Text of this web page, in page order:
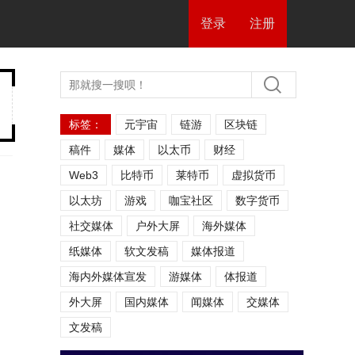
登录 注册
标签： 元宇宙 链游
区块链
稿件
媒体 以太币
财经
Web3
比特币 莱特币
虚拟货币
以太坊
游戏 咖宝社区
数字货币
社交媒体
户外大屏
海外媒体
纸媒体
软文发稿
媒体报道
海内外媒体宣发
游媒体
体报道
外大屏
国内媒体 闻媒体
交媒体
文发稿